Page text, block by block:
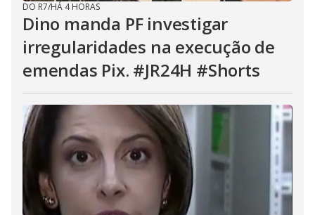
DO R7/HÁ 4 HORAS
Dino manda PF investigar
irregularidades na execução de
emendas Pix. #JR24H #Shorts